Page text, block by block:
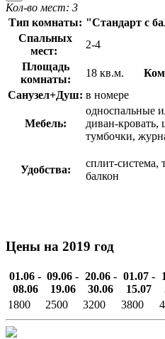
Кол-во мест: 3
Тип комнаты: "Стандарт с
Спальных
мест:
2-4
Площадь
комнаты:
18 кв.м.
Санузел+Душ: в номере
Мебель:
односпальные
диван-кровать,
тумбочки,
Удобства:
сплит-система,
балкон
Цены на 2019 год
01.06 -
08.06
09.06 -
19.06
20.06 -
30.06
01.07 -
15.07
1800
2500 3200 3800